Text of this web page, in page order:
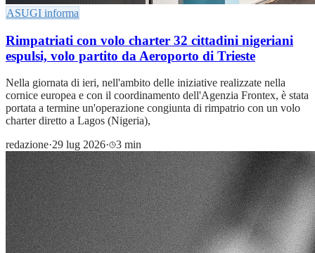
ASUGI informa
Rimpatriati con volo charter 32 cittadini nigeriani
espulsi, volo partito da Aeroporto di Trieste
Nella giornata di ieri, nell'ambito delle iniziative realizzate nella
cornice europea e con il coordinamento dell'Agenzia Frontex, è stata
portata a termine un'operazione congiunta di rimpatrio con un volo
charter diretto a Lagos (Nigeria),
redazione·29 lug 2026· 3 min